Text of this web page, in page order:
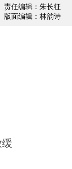
责任编辑：朱长征
版面编辑：林韵诗